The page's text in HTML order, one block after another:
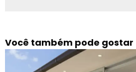
Você também pode gostar